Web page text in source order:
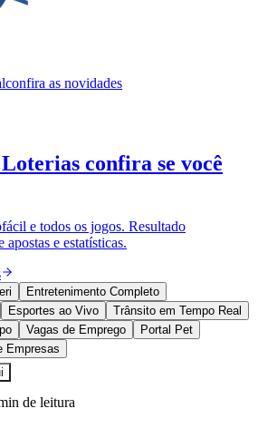
confira as novidades
Loterias confira se você
e todos os jogos. Resultado
e estatísticas.
Entretenimento Completo
Esportes ao Vivo
Trânsito em Tempo Real
Vagas de Emprego
Portal Pet
Empresas
de leitura